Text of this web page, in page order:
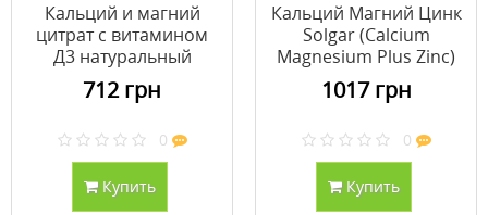
Кальций и магний
цитрат с витамином
Д3 натуральный
клубничный вкус
Solgar 473 мл
712 грн
0
Купить
Кальций Магний Цинк
Solgar (Calcium
Magnesium Plus Zinc)
250 таблеток
1017 грн
0
Купить